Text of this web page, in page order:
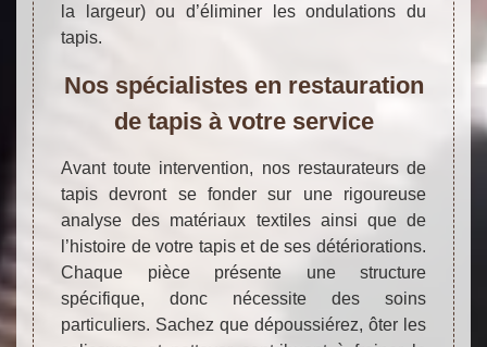
la largeur) ou d’éliminer les ondulations du
tapis.
Nos spécialistes en restauration
de tapis à votre service
Avant toute intervention, nos restaurateurs de
tapis devront se fonder sur une rigoureuse
analyse des matériaux textiles ainsi que de
l’histoire de votre tapis et de ses détériorations.
Chaque pièce présente une structure
spécifique, donc nécessite des soins
particuliers. Sachez que dépoussiérez, ôter les